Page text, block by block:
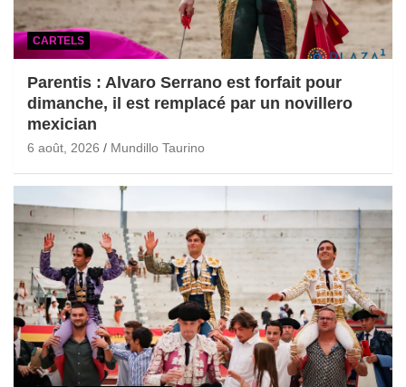
CARTELS
Parentis : Alvaro Serrano est forfait pour
dimanche, il est remplacé par un novillero
mexician
6 août, 2026 Mundillo Taurino